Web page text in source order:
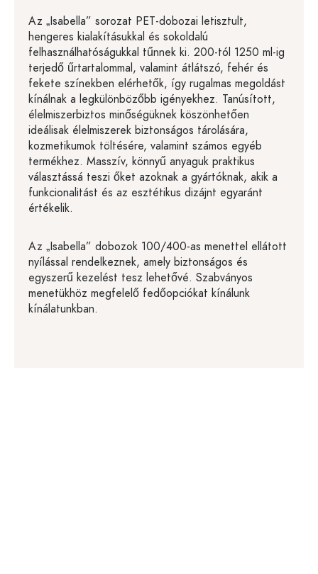
Az „Isabella” sorozat PET-dobozai letisztult,
hengeres kialakításukkal és sokoldalú
felhasználhatóságukkal tűnnek ki. 200-tól 1250 ml-ig
terjedő űrtartalommal, valamint átlátszó, fehér és
fekete színekben elérhetők, így rugalmas megoldást
kínálnak a legkülönbözőbb igényekhez. Tanúsított,
élelmiszerbiztos minőségüknek köszönhetően
ideálisak élelmiszerek biztonságos tárolására,
kozmetikumok töltésére, valamint számos egyéb
termékhez. Masszív, könnyű anyaguk praktikus
választássá teszi őket azoknak a gyártóknak, akik a
funkcionalitást és az esztétikus dizájnt egyaránt
értékelik.
Az „Isabella” dobozok 100/400-as menettel ellátott
nyílással rendelkeznek, amely biztonságos és
egyszerű kezelést tesz lehetővé. Szabványos
menetükhöz megfelelő fedőopciókat kínálunk
kínálatunkban.